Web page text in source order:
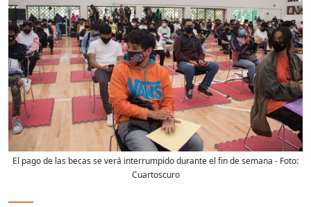
El pago de las becas se verá interrumpido durante el fin de semana - Foto:
Cuartoscuro